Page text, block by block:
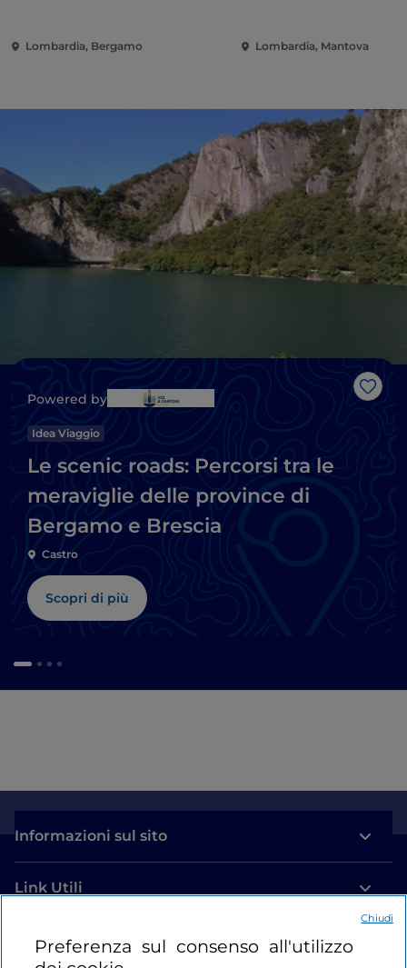
Lombardia, Bergamo Lombardia, Mantova
Like
Powered by
Idea Viaggio
Le scenic roads: Percorsi tra le
meraviglie delle province di
Bergamo e Brescia
Castro
Scopri di più
Informazioni sul sito
Link Utili
Login
Preferenza sul consenso all'utilizzo
Chiudi